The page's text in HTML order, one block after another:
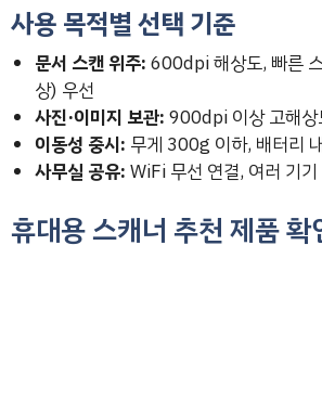
사용 목적별 선택 기준
문서 스캔 위주: 600dpi 해상도, 빠른
상) 우선
사진·이미지 보관: 900dpi 이상 고해상
이동성 중시: 무게 300g 이하, 배터리
사무실 공유: WiFi 무선 연결, 여러 기
휴대용 스캐너 추천 제품 확